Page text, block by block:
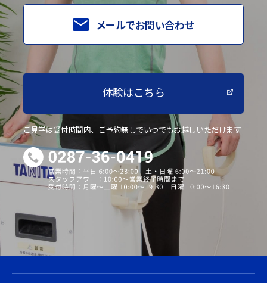
メールでお問い合わせ
体験はこちら
ご見学は受付時間内、ご予約無しでいつでもお越しいただけます